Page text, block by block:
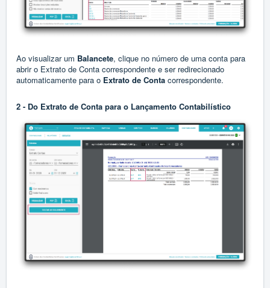
Ao visualizar um Balancete, clique no número de uma conta para
abrir o Extrato de Conta correspondente e ser redirecionado
automaticamente para o Extrato de Conta correspondente.
2 - Do Extrato de Conta para o Lançamento Contabilístico